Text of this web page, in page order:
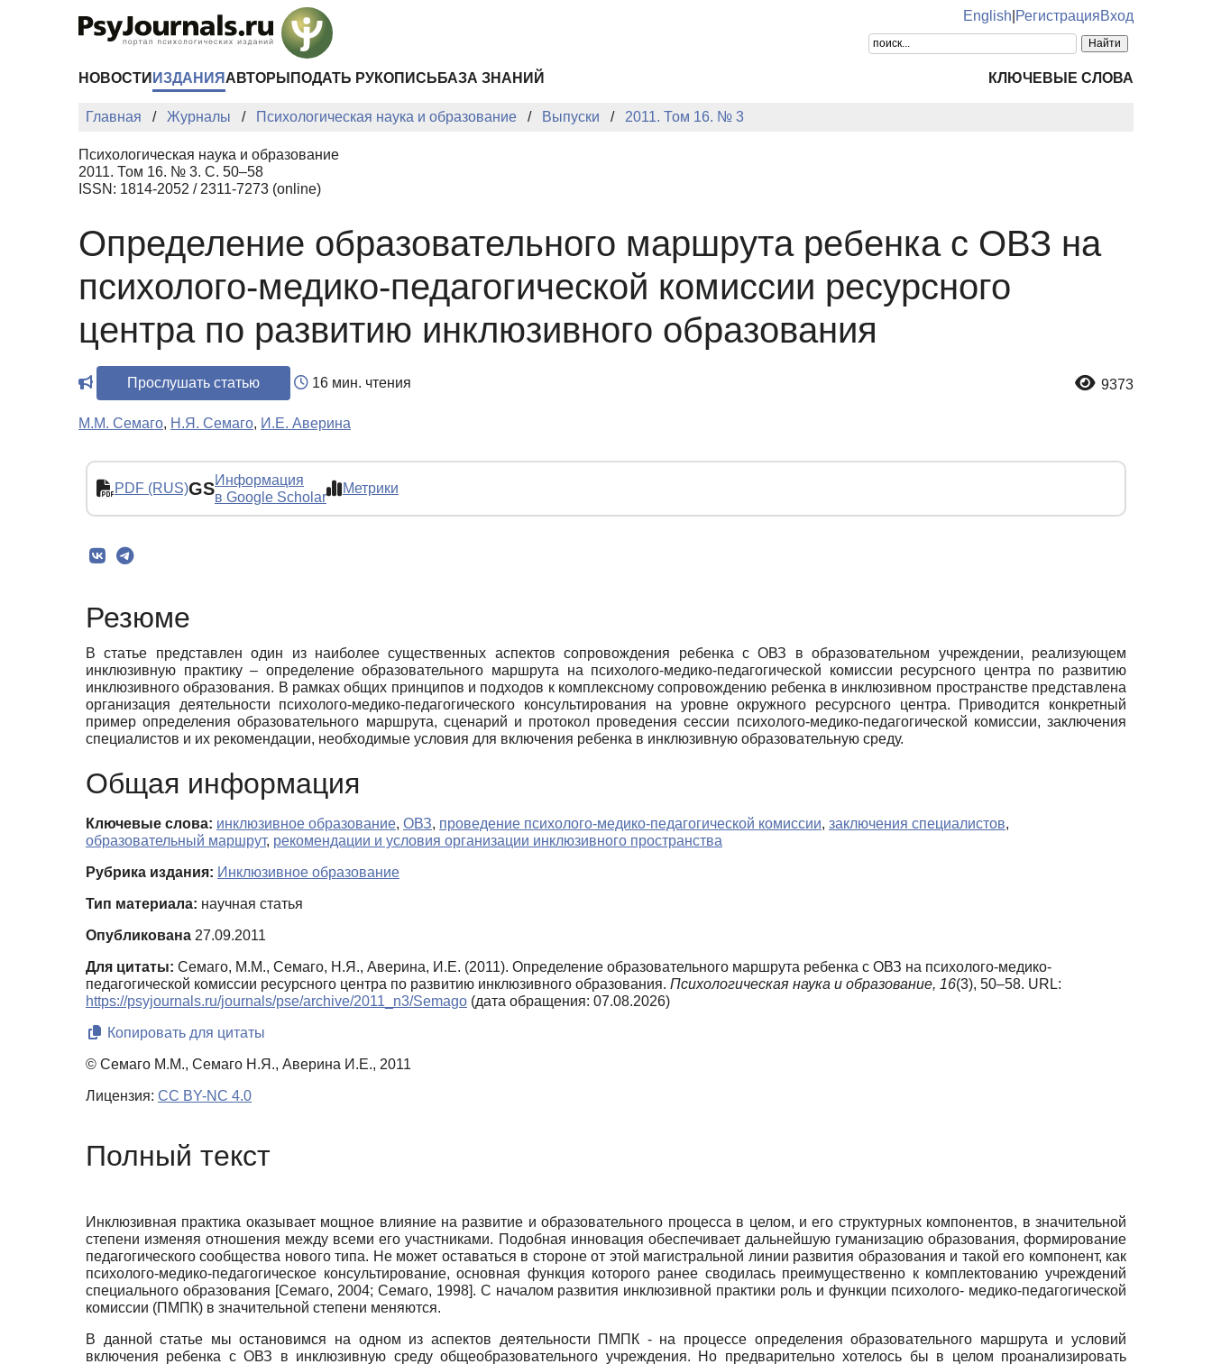
English РегистрацияВход
НОВОСТИ ИЗДАНИЯ АВТОРЫ ПОДАТЬ РУКОПИСЬ БАЗА ЗНАНИЙ КЛЮЧЕВЫЕ СЛОВА
Главная Журналы Психологическая наука и образование Выпуски 2011. Том 16. № 3
Психологическая наука и образование
2011. Том 16. № 3. С. 50–58
ISSN: 1814-2052 / 2311-7273 (online)
Определение образовательного маршрута ребенка с ОВЗ на
психолого-медико-педагогической комиссии ресурсного
центра по развитию инклюзивного образования
Прослушать статью 16 мин. чтения 9373
М.М. Семаго, Н.Я. Семаго, И.Е. Аверина
PDF (RUS)GSИнформация
в Google Scholar
Метрики
Резюме
В статье представлен один из наиболее существенных аспектов сопровождения ребенка с ОВЗ в образовательном учреждении, реализующем
инклюзивную практику – определение образовательного маршрута на психолого-медико-педагогической комиссии ресурсного центра по развитию
инклюзивного образования. В рамках общих принципов и подходов к комплексному сопровождению ребенка в инклюзивном пространстве представлена
организация деятельности психолого-медико-педагогического консультирования на уровне окружного ресурсного центра. Приводится конкретный
пример определения образовательного маршрута, сценарий и протокол проведения сессии психолого-медико-педагогической комиссии, заключения
специалистов и их рекомендации, необходимые условия для включения ребенка в инклюзивную образовательную среду.
Общая информация
Ключевые слова: инклюзивное образование, ОВЗ, проведение психолого-медико-педагогической комиссии, заключения специалистов,
образовательный маршрут, рекомендации и условия организации инклюзивного пространства
Рубрика издания: Инклюзивное образование
Тип материала: научная статья
Опубликована 27.09.2011
Для цитаты: Семаго, М.М., Семаго, Н.Я., Аверина, И.Е. (2011). Определение образовательного маршрута ребенка с ОВЗ на психолого-медико-
педагогической комиссии ресурсного центра по развитию инклюзивного образования. Психологическая наука и образование, 16(3), 50–58. URL:
https://psyjournals.ru/journals/pse/archive/2011_n3/Semago (дата обращения: 07.08.2026)
Копировать для цитаты
© Семаго М.М., Семаго Н.Я., Аверина И.Е., 2011
Лицензия: CC BY-NC 4.0
Полный текст
Инклюзивная практика оказывает мощное влияние на развитие и образовательного процесса в целом, и его структурных компонентов, в значительной
степени изменяя отношения между всеми его участниками. Подобная инновация обеспечивает дальнейшую гуманизацию образования, формирование
педагогического сообщества нового типа. Не может оставаться в стороне от этой магистральной линии развития образования и такой его компонент, как
психолого-медико-педагогическое консультирование, основная функция которого ранее сводилась преимущественно к комплектованию учреждений
специального образования [Семаго, 2004; Семаго, 1998]. С началом развития инклю­зивной практики роль и функции психолого- медико-педагогической
комиссии (ПМПК) в значительной степени меняются.
В данной статье мы остановимся на одном из аспектов деятельности ПМПК - на процессе определения образовательного маршрута и условий
включения ребенка с ОВЗ в инклю­зивную среду общеобразовательного учреждения. Но предварительно хотелось бы в целом проанализировать